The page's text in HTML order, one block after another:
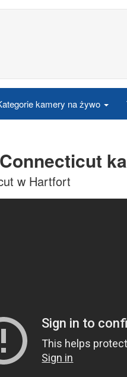
kamery na żywo
w Hartfort